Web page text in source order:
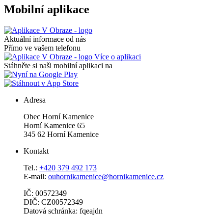
Mobilní aplikace
Aktuální informace od nás
Přímo ve vašem telefonu
Více o aplikaci
Stáhněte si naši mobilní aplikaci na
Adresa
Obec Horní Kamenice
Horní Kamenice 65
345 62 Horní Kamenice
Kontakt
Tel.: +420 379 492 173
E-mail: ouhornikamenice@hornikamenice.cz
IČ: 00572349
DIČ: CZ00572349
Datová schránka: fqeajdn